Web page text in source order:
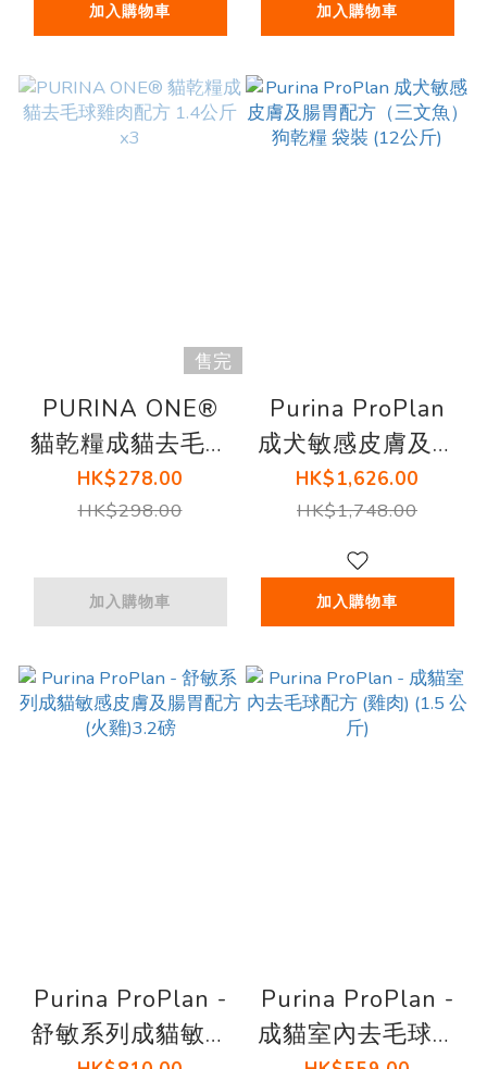
加入購物車 加入購物車
售完
PURINA ONE®
貓乾糧成貓去毛球
雞肉配方 1.4公斤
x3
HK$278.00
HK$298.00
加入購物車
Purina ProPlan
成犬敏感皮膚及腸
胃配方（三文魚）
狗乾糧 袋裝 (12公
斤)
HK$1,626.00
HK$1,748.00
加入購物車
Purina ProPlan -
舒敏系列成貓敏感
Purina ProPlan -
成貓室內去毛球配